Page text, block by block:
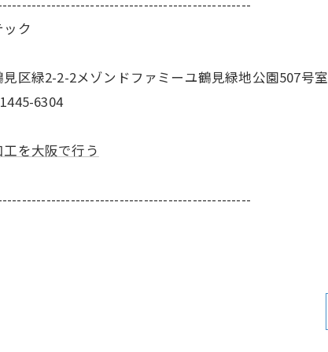
ク
区緑2-2-2メゾンドファミーユ鶴見緑地公園507号室
6304
を大阪で行う